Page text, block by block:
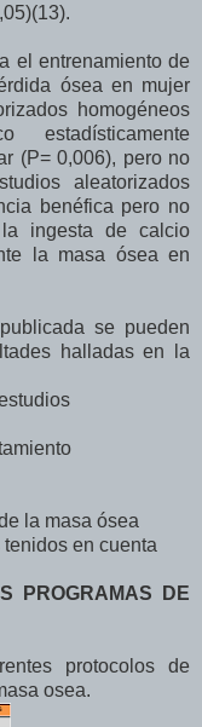
el entrenamiento de
ósea en mujer
homogéneos
estadísticamente
(P= 0,006), pero no
aleatorizados
benéfica pero no
la ingesta de calcio
la masa ósea en
se pueden
halladas en la
la masa ósea
en cuenta
PROGRAMAS DE
protocolos de
osea.